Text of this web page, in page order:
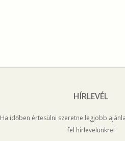
HÍRLEVÉL
Ha időben értesülni szeretne legjobb
fel hírlevelünkre!